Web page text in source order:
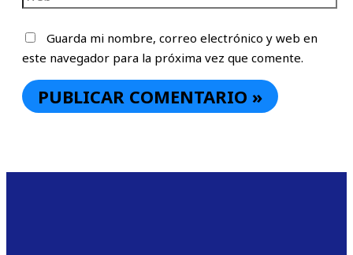
Guarda mi nombre, correo electrónico y web en
este navegador para la próxima vez que comente.